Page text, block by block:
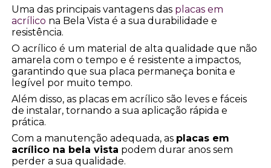
Uma das principais vantagens das placas em
acrílico na Bela Vista é a sua durabilidade e
resistência.
O acrílico é um material de alta qualidade que não
amarela com o tempo e é resistente a impactos,
garantindo que sua placa permaneça bonita e
legível por muito tempo.
Além disso, as placas em acrílico são leves e fáceis
de instalar, tornando a sua aplicação rápida e
prática.
Com a manutenção adequada, as placas em
acrílico na bela vista podem durar anos sem
perder a sua qualidade.